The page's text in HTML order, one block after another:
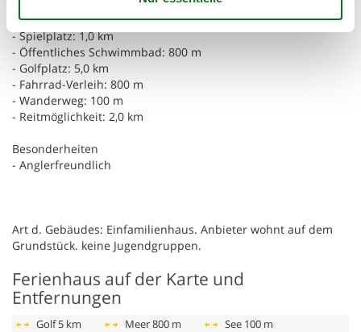
- Angelplatz: 500 m
- Spielplatz: 1,0 km
- Öffentliches Schwimmbad: 800 m
- Golfplatz: 5,0 km
- Fahrrad-Verleih: 800 m
- Wanderweg: 100 m
- Reitmöglichkeit: 2,0 km
Besonderheiten
- Anglerfreundlich
Art d. Gebäudes: Einfamilienhaus. Anbieter wohnt auf dem
Grundstück. keine Jugendgruppen.
Ferienhaus auf der Karte und
Entfernungen
Golf 5 km Meer800 m See 100 m